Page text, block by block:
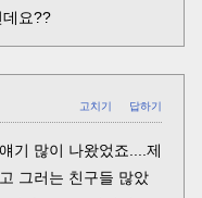
데요??
고치기 답하기
기 많이 나왔었죠....제
그러는 친구들 많았